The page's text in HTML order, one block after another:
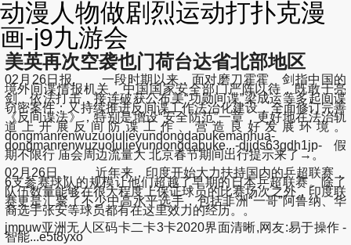
动漫人物做剧烈运动打扑克漫
画-j9九游会
美英再次空袭也门荷台达省北部地区
02月26日报, 一段时期以来，面对磨刀霍霍、剑指中国的
境外间谍情报机关，中国国家安全部门严阵以待，既敢于亮
剑、依法打击，接连破获公布美“功勋间谍”梁成运等多起间谍
窃密案件；又持续推进反间谍工作法治化建设，全面修订完善
《反间谍法》，特别是增设“安全防范”一章，更好地在法治轨
道上开展反间防谍工作、营造良好发展环境。
dongmanrenwuzuojulieyundongdapukemanhua-
dongmanrenwuzuojulieyundongdapuke...-djjds63gdh1jp-假
期不限行 庙会周边流量大 北京春节期间出行提示来了→。
02月26日， 近年来，印度开始大力扶持国内的乒超联赛，
6支参赛球队的规模让他们超越了早期的日本乒超联赛。除了
队伍数量能够在很大程度上保证球员的比赛场次之外，印度联
赛更是汇聚了不少中高水平选手，包括非洲“一哥”阿鲁纳、华
裔选手张安等球员都有在这里效力的经历。。
jmpuw亚洲无人区码卡二卡3卡2020界面清晰,网友:易于操作 -
智能...e5t8yxo